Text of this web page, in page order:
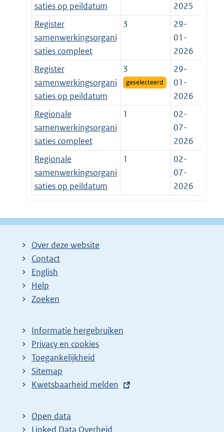
saties op peildatum
2025
Register
samenwerkingsorgani
saties compleet
3
29-
01-
2026
Register
samenwerkingsorgani
saties op peildatum
3
geselecteerd
29-
01-
2026
Regionale
samenwerkingsorgani
saties compleet
1
02-
07-
2026
Regionale
samenwerkingsorgani
saties op peildatum
1
02-
07-
2026
Over deze website
Contact
English
Help
Zoeken
Informatie hergebruiken
Privacy en cookies
Toegankelijkheid
Sitemap
E
t
e
Kwetsbaarheid melden
Open data
Linked Data Overheid